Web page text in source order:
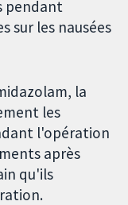
pendant
sur les nausées
la
les
l'opération
après
qu'ils